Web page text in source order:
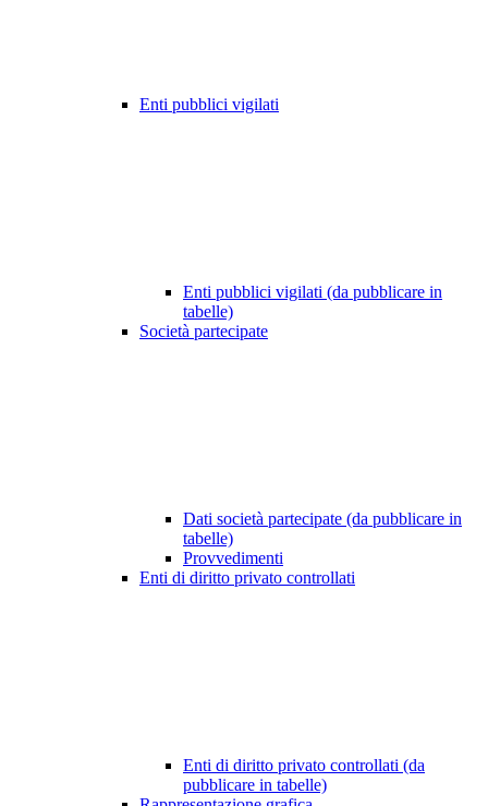
Enti pubblici vigilati
Enti pubblici vigilati (da pubblicare in
tabelle)
Società partecipate
Dati società partecipate (da pubblicare in
tabelle)
Provvedimenti
Enti di diritto privato controllati
Enti di diritto privato controllati (da
pubblicare in tabelle)